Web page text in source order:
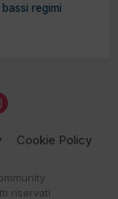
regimi
Cookie Policy
riservati